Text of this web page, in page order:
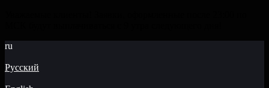
ru
Русский